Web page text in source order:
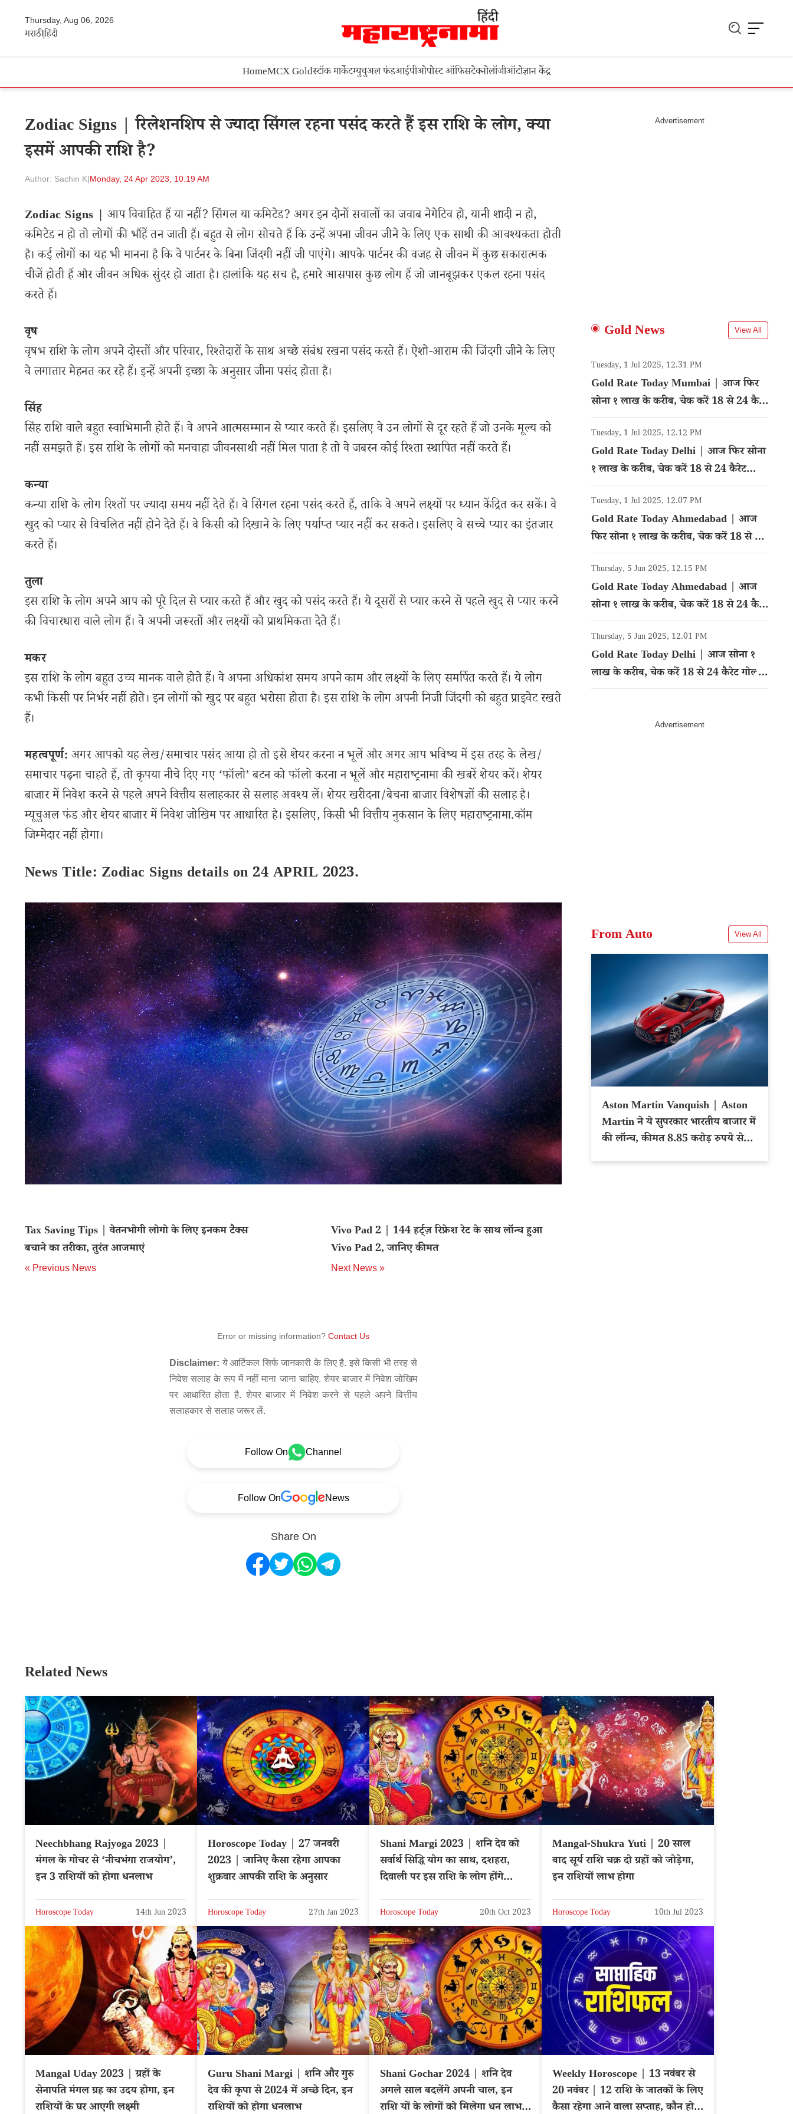
Thursday, Aug 06, 2026
मराठीहिंदी
HomeMCX Goldस्टॉक मार्केटम्युचुअल फंडआईपीओपोस्ट ऑफिसटेक्नोलॉजीऑटोज्ञान केंद्र
Zodiac Signs | रिलेशनशिप से ज्यादा सिंगल रहना पसंद करते हैं इस राशि के लोग, क्या
इसमें आपकी राशि है?
Author: Sachin K|Monday, 24 Apr 2023, 10.19 AM
Zodiac Signs | आप विवाहित हैं या नहीं? सिंगल या कमिटेड? अगर इन दोनों सवालों का जवाब नेगेटिव हो, यानी शादी न हो,
कमिटेड न हो तो लोगों की भौंहें तन जाती हैं। बहुत से लोग सोचते हैं कि उन्हें अपना जीवन जीने के लिए एक साथी की आवश्यकता होती
है। कई लोगों का यह भी मानना है कि वे पार्टनर के बिना जिंदगी नहीं जी पाएंगे। आपके पार्टनर की वजह से जीवन में कुछ सकारात्मक
चीजें होती हैं और जीवन अधिक सुंदर हो जाता है। हालांकि यह सच है, हमारे आसपास कुछ लोग हैं जो जानबूझकर एकल रहना पसंद
करते हैं।
वृष
वृषभ राशि के लोग अपने दोस्तों और परिवार, रिश्तेदारों के साथ अच्छे संबंध रखना पसंद करते हैं। ऐशो-आराम की जिंदगी जीने के लिए
वे लगातार मेहनत कर रहे हैं। इन्हें अपनी इच्छा के अनुसार जीना पसंद होता है।
सिंह
सिंह राशि वाले बहुत स्वाभिमानी होते हैं। वे अपने आत्मसम्मान से प्यार करते हैं। इसलिए वे उन लोगों से दूर रहते हैं जो उनके मूल्य को
नहीं समझते हैं। इस राशि के लोगों को मनचाहा जीवनसाथी नहीं मिल पाता है तो वे जबरन कोई रिश्ता स्थापित नहीं करते हैं।
कन्या
कन्या राशि के लोग रिश्तों पर ज्यादा समय नहीं देते हैं। वे सिंगल रहना पसंद करते हैं, ताकि वे अपने लक्ष्यों पर ध्यान केंद्रित कर सकें। वे
खुद को प्यार से विचलित नहीं होने देते हैं। वे किसी को दिखाने के लिए पर्याप्त प्यार नहीं कर सकते। इसलिए वे सच्चे प्यार का इंतजार
करते हैं।
तुला
इस राशि के लोग अपने आप को पूरे दिल से प्यार करते हैं और खुद को पसंद करते हैं। ये दूसरों से प्यार करने से पहले खुद से प्यार करने
की विचारधारा वाले लोग हैं। वे अपनी जरूरतों और लक्ष्यों को प्राथमिकता देते हैं।
मकर
इस राशि के लोग बहुत उच्च मानक वाले होते हैं। वे अपना अधिकांश समय अपने काम और लक्ष्यों के लिए समर्पित करते हैं। ये लोग
कभी किसी पर निर्भर नहीं होते। इन लोगों को खुद पर बहुत भरोसा होता है। इस राशि के लोग अपनी निजी जिंदगी को बहुत प्राइवेट रखते
हैं।
महत्वपूर्ण: अगर आपको यह लेख/समाचार पसंद आया हो तो इसे शेयर करना न भूलें और अगर आप भविष्य में इस तरह के लेख/
समाचार पढ़ना चाहते हैं, तो कृपया नीचे दिए गए ‘फॉलो’ बटन को फॉलो करना न भूलें और महाराष्ट्रनामा की खबरें शेयर करें। शेयर
बाजार में निवेश करने से पहले अपने वित्तीय सलाहकार से सलाह अवश्य लें। शेयर खरीदना/बेचना बाजार विशेषज्ञों की सलाह है।
म्यूचुअल फंड और शेयर बाजार में निवेश जोखिम पर आधारित है। इसलिए, किसी भी वित्तीय नुकसान के लिए महाराष्ट्रनामा.कॉम
जिम्मेदार नहीं होगा।
News Title: Zodiac Signs details on 24 APRIL 2023.
Tax Saving Tips | वेतनभोगी लोगो के लिए इनकम टैक्स
बचाने का तरीका, तुरंत आजमाएं
« Previous News
Vivo Pad 2 | 144 हर्ट्ज़ रिफ्रेश रेट के साथ लॉन्च हुआ
Vivo Pad 2, जानिए कीमत
Next News »
Error or missing information? Contact Us
Disclaimer: ये आर्टिकल सिर्फ जानकारी के लिए है. इसे किसी भी तरह से
निवेश सलाह के रूप में नहीं माना जाना चाहिए. शेयर बाजार में निवेश जोखिम
पर आधारित होता है. शेयर बाजार में निवेश करने से पहले अपने वित्तीय
सलाहकार से सलाह जरूर लें.
Follow On Channel
Follow On News
Share On
Gold News View All
Tuesday, 1 Jul 2025, 12.31 PM
Gold Rate Today Mumbai | आज फिर
सोना १ लाख के करीब, चेक करें 18 से 24 कैरेट
गोल्ड का रेट
Tuesday, 1 Jul 2025, 12.12 PM
Gold Rate Today Delhi | आज फिर सोना
१ लाख के करीब, चेक करें 18 से 24 कैरेट
गोल्ड का रेट
Tuesday, 1 Jul 2025, 12.07 PM
Gold Rate Today Ahmedabad | आज
फिर सोना १ लाख के करीब, चेक करें 18 से 24
कैरेट गोल्ड का रेट
Thursday, 5 Jun 2025, 12.15 PM
Gold Rate Today Ahmedabad | आज
सोना १ लाख के करीब, चेक करें 18 से 24 कैरेट
गोल्ड का रेट
Thursday, 5 Jun 2025, 12.01 PM
Gold Rate Today Delhi | आज सोना १
लाख के करीब, चेक करें 18 से 24 कैरेट गोल्ड
का रेट
From Auto View All
Aston Martin Vanquish | Aston
Martin ने ये सुपरकार भारतीय बाजार में
की लॉन्च, कीमत 8.85 करोड़ रुपये से
Related News
Neechbhang Rajyoga 2023 |
मंगल के गोचर से ‘नीचभंगा राजयोग’,
इन 3 राशियों को होगा धनलाभ
Horoscope Today 14th Jun 2023
Horoscope Today | 27 जनवरी
2023 | जानिए कैसा रहेगा आपका
शुक्रवार आपकी राशि के अनुसार
Horoscope Today 27th Jan 2023
Shani Margi 2023 | शनि देव को
सर्वार्थ सिद्धि योग का साथ, दशहरा,
दिवाली पर इस राशि के लोग होंगे
Horoscope Today 20th Oct 2023
Mangal-Shukra Yuti | 20 साल
बाद सूर्य राशि चक्र दो ग्रहों को जोड़ेगा,
इन राशियों लाभ होगा
Horoscope Today 10th Jul 2023
Mangal Uday 2023 | ग्रहों के
सेनापति मंगल ग्रह का उदय होगा, इन
राशियों के घर आएगी लक्ष्मी
Guru Shani Margi | शनि और गुरु
देव की कृपा से 2024 में अच्छे दिन, इन
राशियों को होगा धनलाभ
Shani Gochar 2024 | शनि देव
अगले साल बदलेंगे अपनी चाल, इन
राशि यों के लोगों को मिलेगा धन लाभ
Weekly Horoscope | 13 नवंबर से
20 नवंबर | 12 राशि के जातकों के लिए
कैसा रहेगा आने वाला सप्ताह, कौन होगा